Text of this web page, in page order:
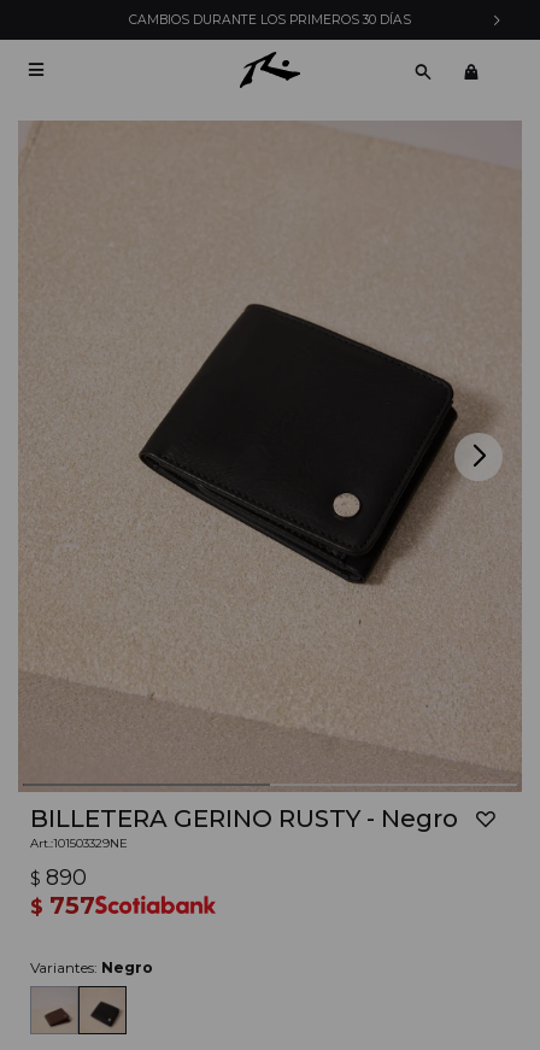
CAMBIOS DURANTE LOS PRIMEROS 30 DÍAS

BILLETERA GERINO RUSTY - Negro
101503329NE
$ 890
$ 757
Variantes: Negro